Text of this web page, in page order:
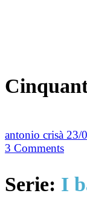
antonio crisà 23/
3 Comments
Serie: I